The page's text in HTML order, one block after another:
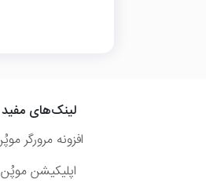
لینک‌های مفید
افزونه مرورگر
اپلیکیشن موپُن